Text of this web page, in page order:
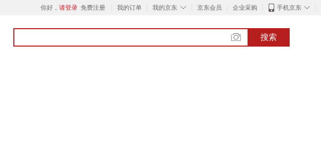
你好， 请登录 免费注册 我的订单 ◇
我的京东 京东会员 企业采购 ◇
手机京东
搜索